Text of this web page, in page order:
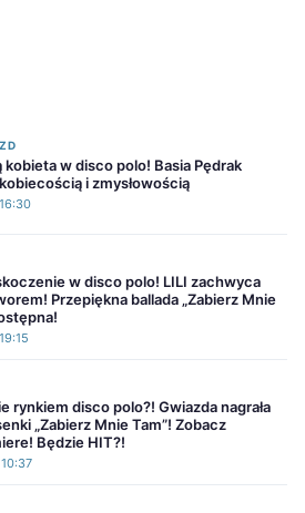
kobieta w disco polo! Basia Pędrak
i zmysłowością
w disco polo! LILI zachwyca
Przepiękna ballada „Zabierz Mnie
rynkiem disco polo?! Gwiazda nagrała
„Zabierz Mnie Tam”! Zobacz
Będzie HIT?!